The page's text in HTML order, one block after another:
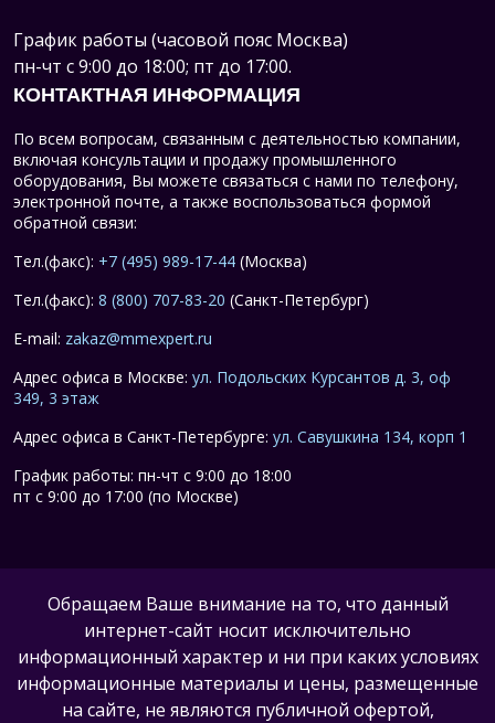
График работы (часовой пояс Москва)
пн-чт с 9:00 до 18:00; пт до 17:00.
КОНТАКТНАЯ ИНФОРМАЦИЯ
По всем вопросам, связанным с деятельностью компании,
включая консультации и продажу промышленного
оборудования, Вы можете связаться с нами по телефону,
электронной почте, а также воспользоваться формой
обратной связи:
Тел.(факс): +7 (495) 989-17-44 (Москва)
Тел.(факс): 8 (800) 707-83-20 (Санкт-Петербург)
E-mail: zakaz@mmexpert.ru
Адрес офиса в Москве: ул. Подольских Курсантов д. 3, оф
349, 3 этаж
Адрес офиса в Санкт-Петербурге: ул. Савушкина 134, корп 1
График работы: пн-чт с 9:00 до 18:00
пт с 9:00 до 17:00 (по Москве)
Обращаем Ваше внимание на то, что данный
интернет-сайт носит исключительно
информационный характер и ни при каких условиях
информационные материалы и цены, размещенные
на сайте, не являются публичной офертой,